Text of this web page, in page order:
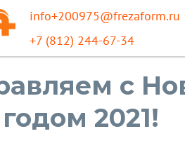
info+200975@frezaform.ru
+7 (812) 244-67-34
с
годом 2021!